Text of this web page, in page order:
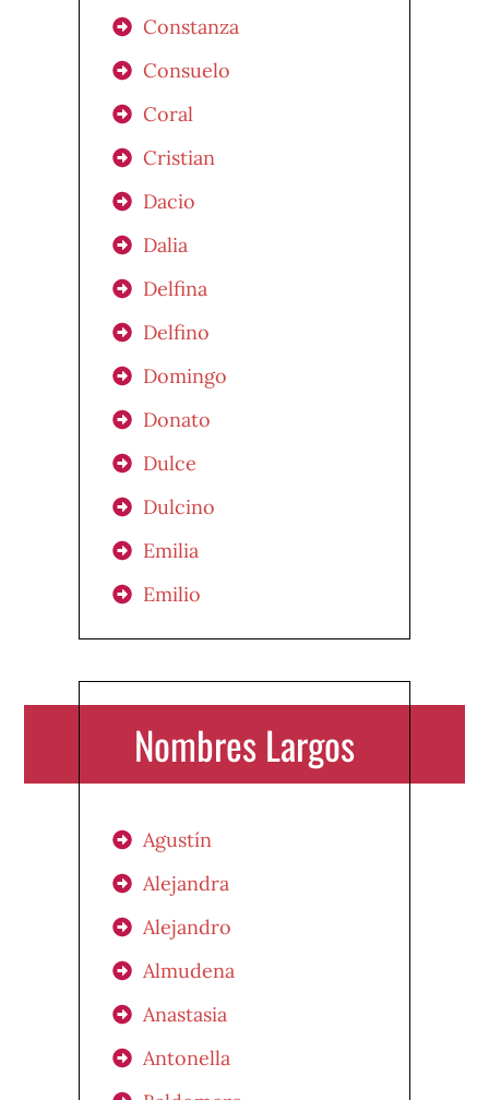
Constanza
Consuelo
Coral
Cristian
Dacio
Dalia
Delfina
Delfino
Domingo
Donato
Dulce
Dulcino
Emilia
Emilio
Nombres Largos
Agustín
Alejandra
Alejandro
Almudena
Anastasia
Antonella